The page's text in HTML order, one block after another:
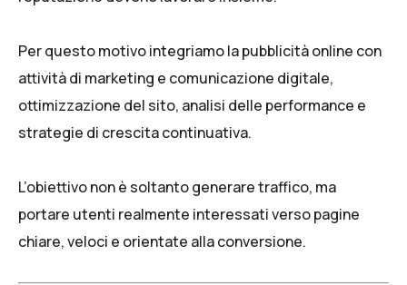
Per questo motivo integriamo la pubblicità online con
attività di marketing e comunicazione digitale,
ottimizzazione del sito, analisi delle performance e
strategie di crescita continuativa.
L’obiettivo non è soltanto generare traffico, ma
portare utenti realmente interessati verso pagine
chiare, veloci e orientate alla conversione.